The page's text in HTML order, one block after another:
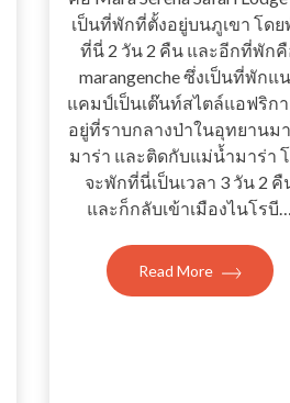
เป็นที่พักที่ตั้งอยู่บนภูเขา โดย
ที่นี่ 2 วัน 2 คืน และอีกที่พัก
marangenche ซึ่งเป็นที่พักแ
แคมป์เป็นเต๊นท์สไตล์แอฟริกา
อยู่ที่ราบกลางป่าในอุทยานม
มาร่า และติดกับแม่น้ำมาร่า
จะพักที่นี่เป็นเวลา 3 วัน 2 คื
และก็กลับเข้าเมืองไนโรบี…
Read More